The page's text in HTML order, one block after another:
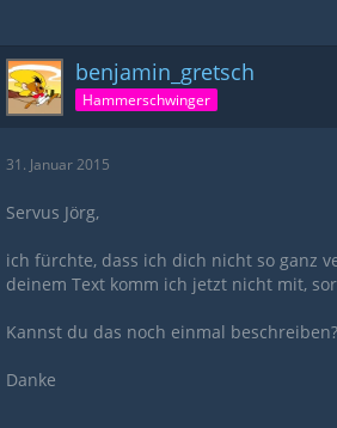
benjamin_gretsch
Hammerschwinger
31. Januar 2015
Servus Jörg,
ich fürchte, dass ich dich nicht so ganz
deinem Text komm ich jetzt nicht mit,
Kannst du das noch einmal beschreiben?
Danke